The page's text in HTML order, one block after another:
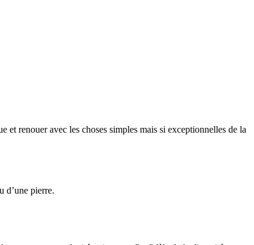
et renouer avec les choses simples mais si exceptionnelles de la
d’une pierre.